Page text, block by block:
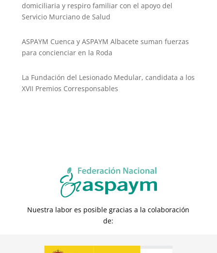
domiciliaria y respiro familiar con el apoyo del
Servicio Murciano de Salud
ASPAYM Cuenca y ASPAYM Albacete suman fuerzas
para concienciar en la Roda
La Fundación del Lesionado Medular, candidata a los
XVII Premios Corresponsables
Nuestra labor es posible gracias a la colaboración
de: